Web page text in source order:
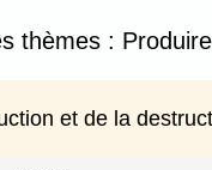
thèmes :
et de la